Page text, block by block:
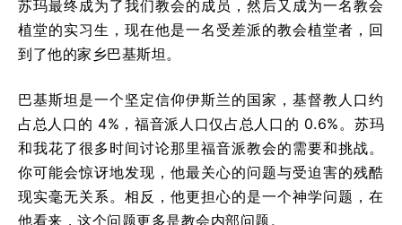
苏玛最终成为了我们教会的成员，然后又成为一名教会
植堂的实习生，现在他是一名受差派的教会植堂者，回
到了他的家乡巴基斯坦。
巴基斯坦是一个坚定信仰伊斯兰的国家，基督教人口约
占总人口的 4%，福音派人口仅占总人口的 0.6%。苏玛
和我花了很多时间讨论那里福音派教会的需要和挑战。
你可能会惊讶地发现，他最关心的问题与受迫害的残酷
现实毫无关系。相反，他更担心的是一个神学问题，在
他看来，这个问题更多是教会内部问题。